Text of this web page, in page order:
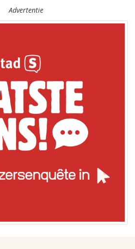
Advertentie